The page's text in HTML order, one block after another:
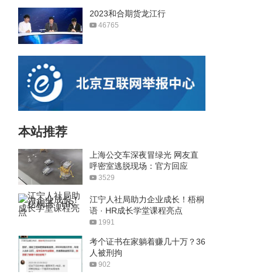
2023和合期货龙江行
46765
本站推荐
上海公交车深夜冒绿光 网友直
呼密室逃脱现场：官方回应
3529
江宁人社局助力企业成长！梧桐
语 · HR成长学堂课程亮点
1991
考个证书在家躺着赚几十万？36
人被刑拘
902